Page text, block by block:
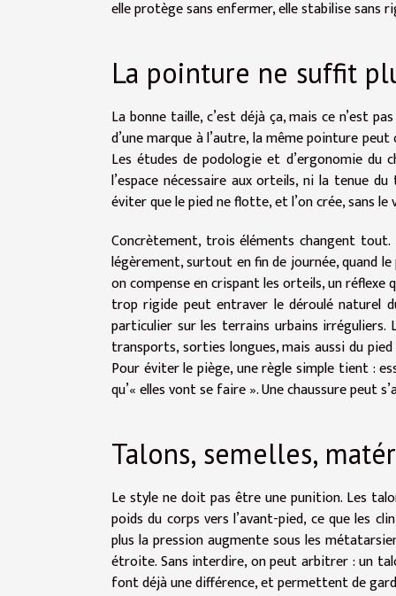
elle protège sans enfermer, elle stabilise sans
La pointure ne suffit
La bonne taille, c’est déjà ça, mais ce n’est
d’une marque à l’autre, la même pointure
Les études de podologie et d’ergonomie
l’espace nécessaire aux orteils, ni la tenue
éviter que le pied ne flotte, et l’on crée, sans
Concrètement, trois éléments changent tout.
légèrement, surtout en fin de journée, quand
on compense en crispant les orteils, un
trop rigide peut entraver le déroulé naturel
particulier sur les terrains urbains irréguliers.
transports, sorties longues, mais aussi du
Pour éviter le piège, une règle simple tient :
qu’« elles vont se faire ». Une chaussure peut
Talons, semelles,
Le style ne doit pas être une punition. Les
poids du corps vers l’avant-pied, ce que les
plus la pression augmente sous les
étroite. Sans interdire, on peut arbitrer : un
font déjà une différence, et permettent de